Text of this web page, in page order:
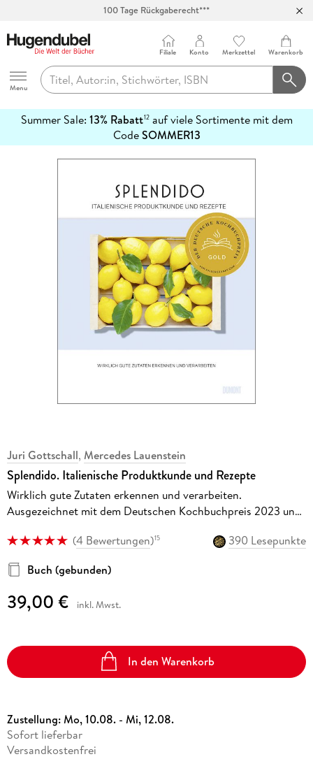
100 Tage Rückgaberecht***
Hugendubel
Menu
Filiale Konto Merkzettel Warenkorb
Summer Sale: 13% Rabatt12auf viele Sortimente mit dem
CodeSOMMER13
erfahren
Juri Gottschall, Mercedes Lauenstein
Splendido. Italienische Produktkunde und Rezepte
Wirklich gute Zutaten erkennen und verarbeiten.
Ausgezeichnet mit dem Deutschen Kochbuchpreis 2023 und
(4 Bewertungen)15
390 Lesepunkte
Buch (gebunden)
39,00 € inkl. Mwst.
In den Warenkorb
Zustellung:Mo, 10.08. - Mi, 12.08.
Sofort lieferbar
Versandkostenfrei